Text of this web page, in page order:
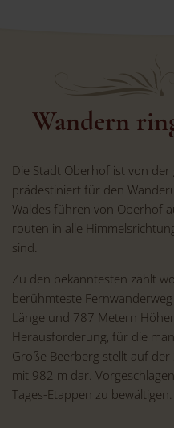
Wandern
Die Stadt Oberhof ist von
prädestiniert für den
Waldes führen von Oberhof
routen in alle
sind.
Zu den bekanntesten zählt
berühmteste
Länge und 787 Metern
Herausforderung, für die
Große Beerberg stellt auf
mit 982 m dar.
Tages-Etappen zu bewältigen.